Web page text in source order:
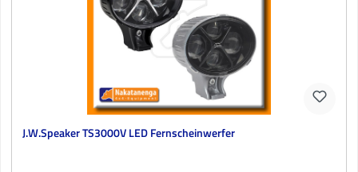
J.W.Speaker TS3000V LED Fernscheinwerfer